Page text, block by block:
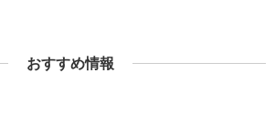
おすすめ情報